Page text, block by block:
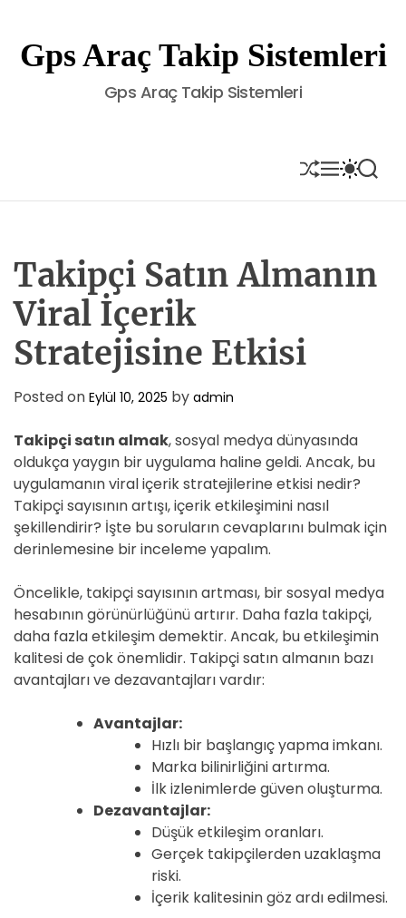
t
Gps Araç Takip Sistemleri
Gps Araç Takip Sistemleri
S
H
U
M
E
N
S
W
I
C
O
S
E
A
Takipçi Satın Almanın
Viral İçerik
Stratejisine Etkisi
Posted on Eylül 10, 2025 by admin
Takipçi satın almak, sosyal medya dünyasında
oldukça yaygın bir uygulama haline geldi. Ancak, bu
uygulamanın viral içerik stratejilerine etkisi nedir?
Takipçi sayısının artışı, içerik etkileşimini nasıl
şekillendirir? İşte bu soruların cevaplarını bulmak için
derinlemesine bir inceleme yapalım.
Öncelikle, takipçi sayısının artması, bir sosyal medya
hesabının görünürlüğünü artırır. Daha fazla takipçi,
daha fazla etkileşim demektir. Ancak, bu etkileşimin
kalitesi de çok önemlidir. Takipçi satın almanın bazı
avantajları ve dezavantajları vardır:
Avantajlar:
Hızlı bir başlangıç yapma imkanı.
Marka bilinirliğini artırma.
İlk izlenimlerde güven oluşturma.
Dezavantajlar:
Düşük etkileşim oranları.
Gerçek takipçilerden uzaklaşma
riski.
İçerik kalitesinin göz ardı edilmesi.